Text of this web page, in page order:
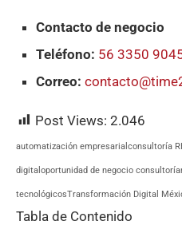
Contacto de negocio
Teléfono: 56 3350
Correo:
Post Views: 2.046
automatización empresarial consultoría
digital oportunidad de negocio consultoría
tecnológicosTransformación Digital
Tabla de Contenido